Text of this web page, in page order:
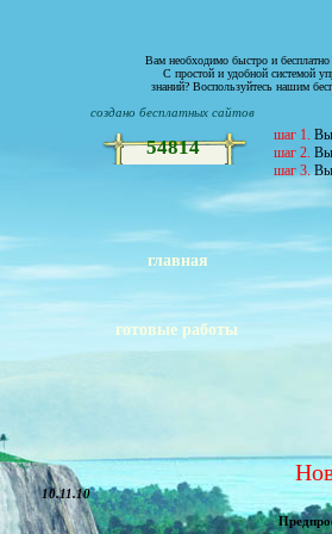
Вам необходимо быстро и
С простой и удобной системой
знаний? Воспользуйтесь нашим
создано бесплатных сайтов
54814
шаг 1.
шаг 2.
шаг 3.
готовые работы
главная
10.11.10